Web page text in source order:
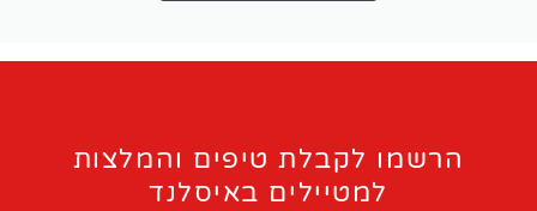
הרשמו לקבלת טיפים והמלצות
למטיילים באיסלנד